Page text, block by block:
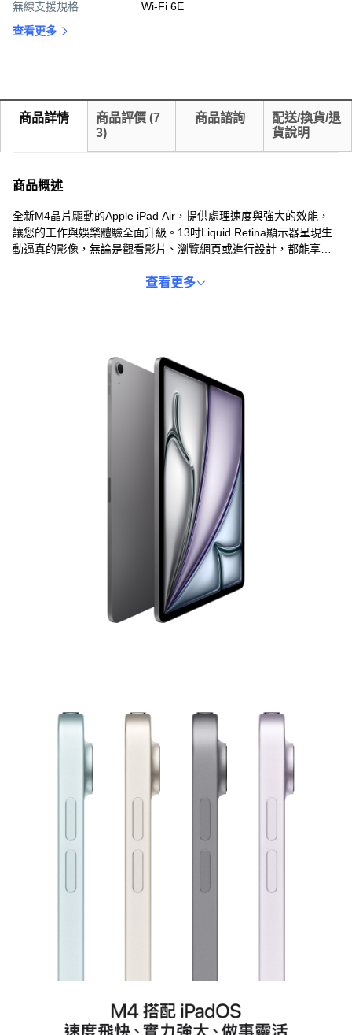
無線支援規格
Wi-Fi 6E
查看更多
商品詳情 商品評價 (7
3)
商品諮詢
配送/換貨/退
貨說明
商品概述
全新M4晶片驅動的Apple iPad Air，提供處理速度與強大的效能，
讓您的工作與娛樂體驗全面升級。13吋Liquid Retina顯示器呈現生
動逼真的影像，無論是觀看影片、瀏覽網頁或進行設計，都能享受
理。輕巧便攜的設計，方便您隨時隨地展開創作與生產力。
查看更多